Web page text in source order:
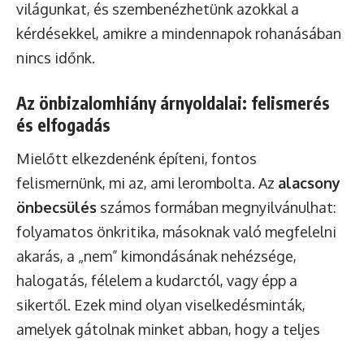
világunkat, és szembenézhetünk azokkal a
kérdésekkel, amikre a mindennapok rohanásában
nincs időnk.
Az önbizalomhiány árnyoldalai: felismerés
és elfogadás
Mielőtt elkezdenénk építeni, fontos
felismernünk, mi az, ami lerombolta. Az alacsony
önbecsülés számos formában megnyilvánulhat:
folyamatos önkritika, másoknak való megfelelni
akarás, a „nem” kimondásának nehézsége,
halogatás, félelem a kudarctól, vagy épp a
sikertől. Ezek mind olyan viselkedésminták,
amelyek gátolnak minket abban, hogy a teljes